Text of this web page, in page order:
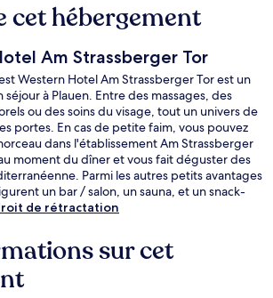
cet hébergement
Am Strassberger Tor
Western Hotel Am Strassberger Tor est un
à Plauen. Entre des massages, des
ou des soins du visage, tout un univers de
portes. En cas de petite faim, vous pouvez
dans l'établissement Am Strassberger
moment du dîner et vous fait déguster des
Parmi les autres petits avantages
un bar / salon, un sauna, et un snack-
se situe à une courte distance à
de rétractation
sur cet